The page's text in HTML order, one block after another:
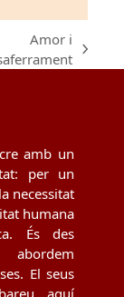
Amor i
amb un
per un
necessitat
humana
És des
El seus
aquí